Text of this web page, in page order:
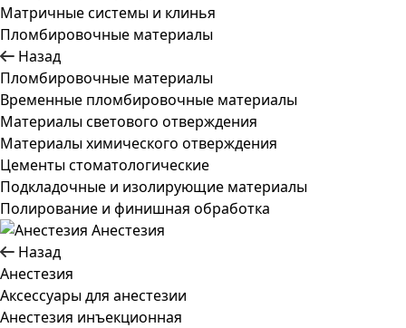
Матричные системы и клинья
Пломбировочные материалы
Назад
Пломбировочные материалы
Временные пломбировочные материалы
Материалы светового отверждения
Материалы химического отверждения
Цементы стоматологические
Подкладочные и изолирующие материалы
Полирование и финишная обработка
Анестезия
Назад
Анестезия
Аксессуары для анестезии
Анестезия инъекционная